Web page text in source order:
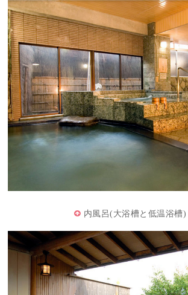
内風呂(大浴槽と低温浴槽)